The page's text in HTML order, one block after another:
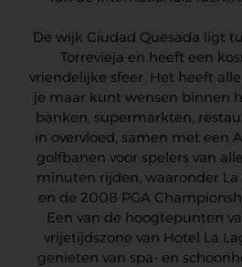
De wijk Ciudad Quesada ligt
Torrevieja en heeft een
vriendelijke sfeer. Het heeft
je maar kunt wensen binnen
banken, supermarkten,
in overvloed, samen met een
golfbanen voor spelers van
minuten rijden, waaronder La
en de 2008 PGA
Een van de hoogtepunten
vrijetijdszone van Hotel La
genieten van spa- en